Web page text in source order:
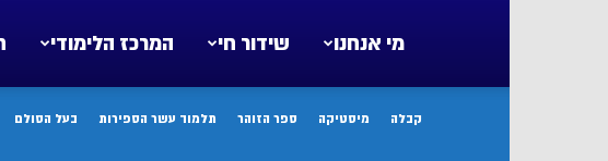
המרכז הלימודי שידור חי מי אנחנו
קבלה מיסטיקה ספר הזוהר תלמוד עשר הספירות בעל הסולם